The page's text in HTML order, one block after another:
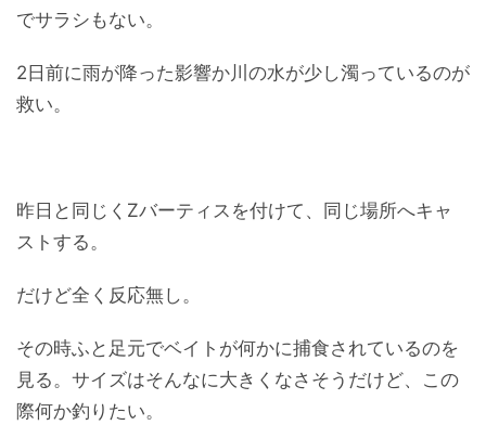
でサラシもない。
2日前に雨が降った影響か川の水が少し濁っているのが
救い。
昨日と同じくZバーティスを付けて、同じ場所へキャ
ストする。
だけど全く反応無し。
その時ふと足元でベイトが何かに捕食されているのを
見る。サイズはそんなに大きくなさそうだけど、この
際何か釣りたい。